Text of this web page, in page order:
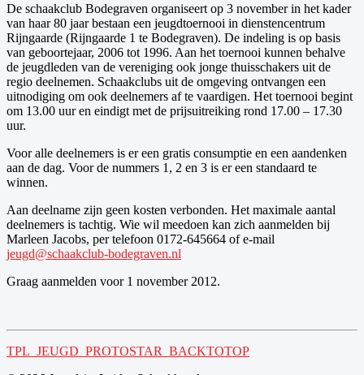
De schaakclub Bodegraven organiseert op 3 november in het kader
van haar 80 jaar bestaan een jeugdtoernooi in dienstencentrum
Rijngaarde (Rijngaarde 1 te Bodegraven). De indeling is op basis
van geboortejaar, 2006 tot 1996. Aan het toernooi kunnen behalve
de jeugdleden van de vereniging ook jonge thuisschakers uit de
regio deelnemen. Schaakclubs uit de omgeving ontvangen een
uitnodiging om ook deelnemers af te vaardigen. Het toernooi begint
om 13.00 uur en eindigt met de prijsuitreiking rond 17.00 – 17.30
uur.
Voor alle deelnemers is er een gratis consumptie en een aandenken
aan de dag. Voor de nummers 1, 2 en 3 is er een standaard te
winnen.
Aan deelname zijn geen kosten verbonden. Het maximale aantal
deelnemers is tachtig. Wie wil meedoen kan zich aanmelden bij
Marleen Jacobs, per telefoon 0172-645664 of e-mail
jeugd@schaakclub-bodegraven.nl
Graag aanmelden voor 1 november 2012.
TPL_JEUGD_PROTOSTAR_BACKTOTOP